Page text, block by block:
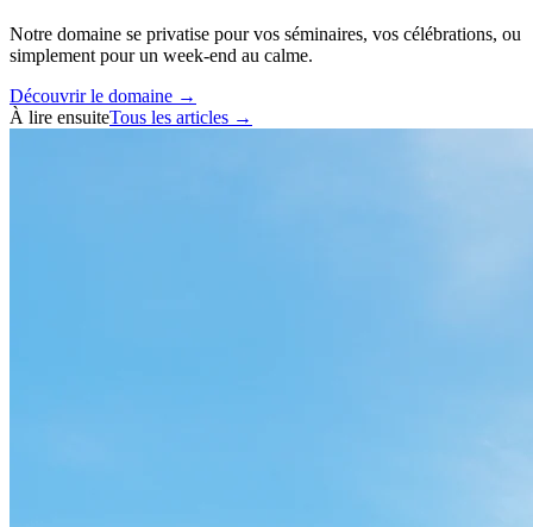
Notre domaine se privatise pour vos séminaires, vos célébrations, ou
simplement pour un week-end au calme.
Découvrir le domaine →
À lire ensuiteTous les articles →